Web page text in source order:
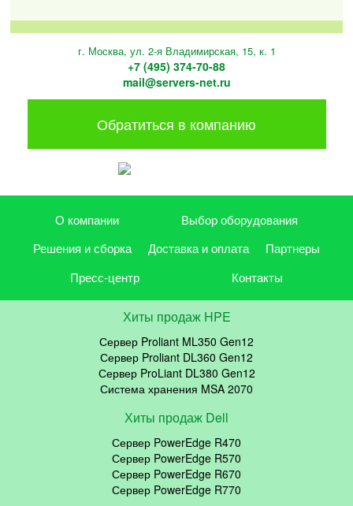
г. Москва, ул. 2-я Владимирская, 15, к. 1
+7 (495) 374-70-88
mail@servers-net.ru
Обратиться в компанию
О компании
Выбор оборудования
Решения и сборка
Доставка и оплата
Партнеры
Пресс-центр
Контакты
Хиты продаж HPE
Сервер Proliant ML350 Gen12
Сервер Proliant DL360 Gen12
Сервер ProLiant DL380 Gen12
Система хранения MSA 2070
Хиты продаж Dell
Сервер PowerEdge R470
Сервер PowerEdge R570
Сервер PowerEdge R670
Сервер PowerEdge R770